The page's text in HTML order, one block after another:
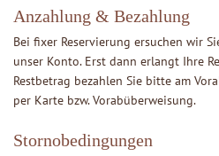
Anzahlung & Bezahlung
Bei fixer Reservierung ersuchen wir
unser Konto. Erst dann erlangt Ihre
Restbetrag bezahlen Sie bitte am
per Karte bzw. Vorabüberweisung.
Stornobedingungen